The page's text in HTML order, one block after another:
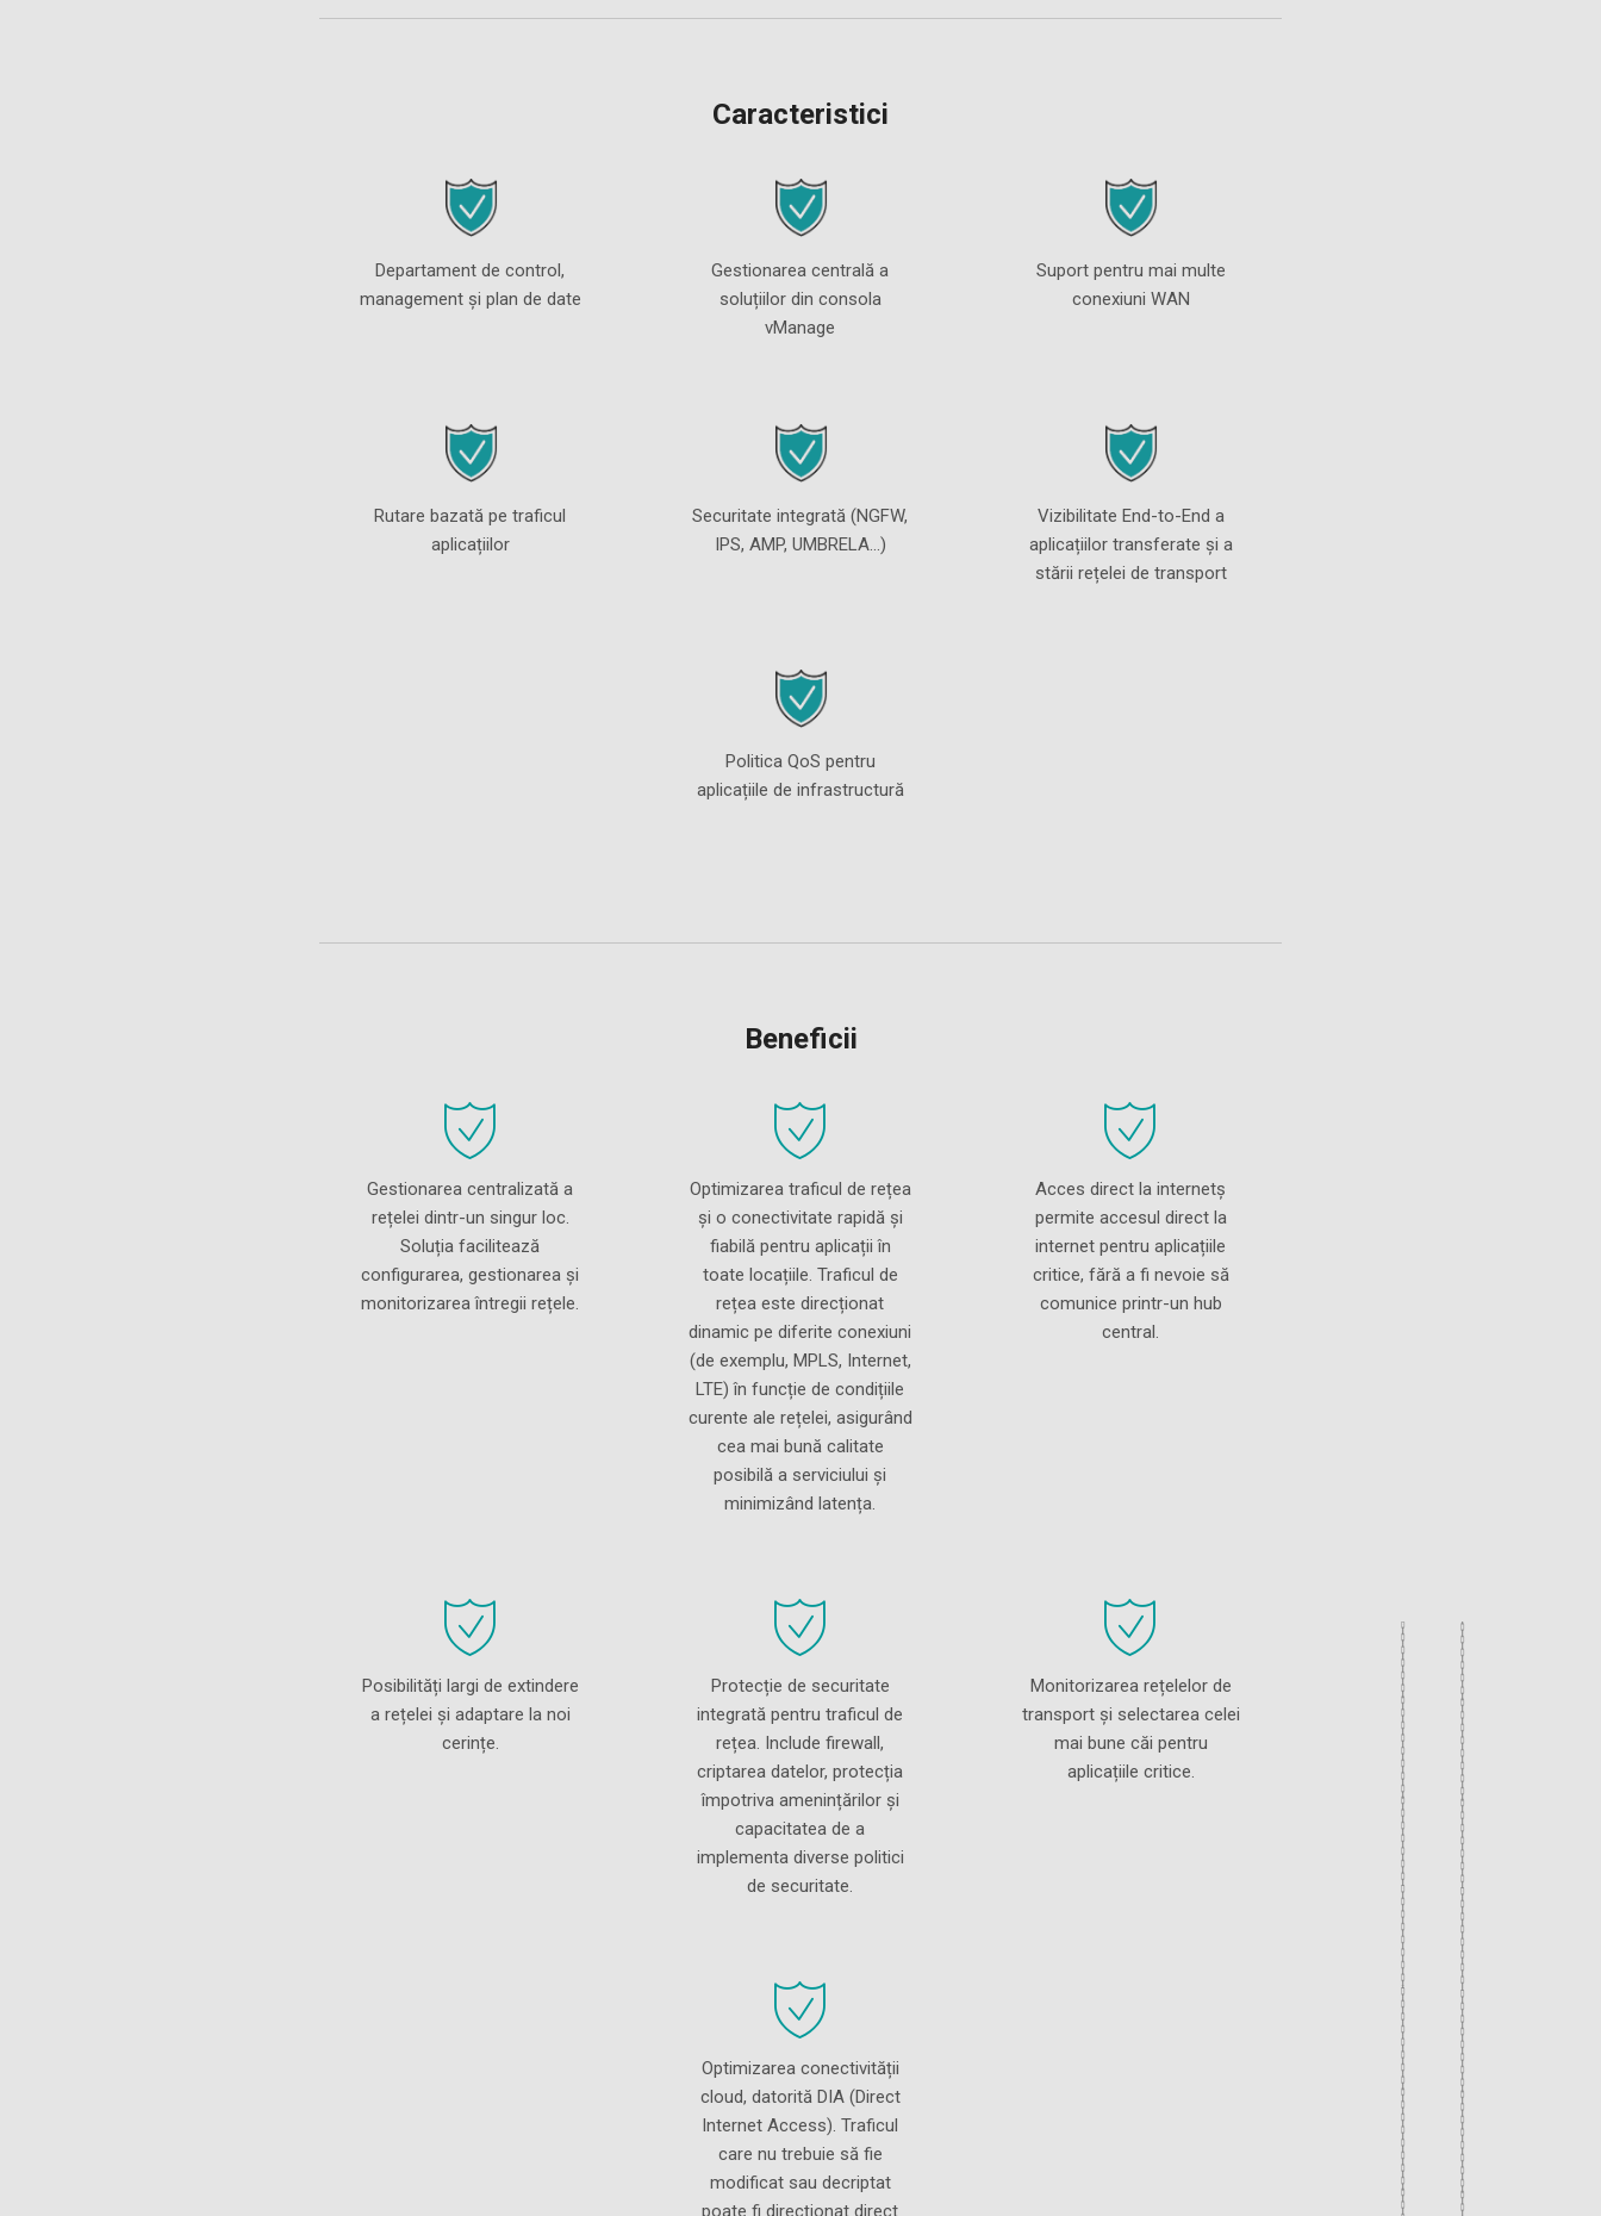
Caracteristici
Departament de control,
management și plan de date
Gestionarea centrală a
soluțiilor din consola
vManage
Suport pentru mai multe
conexiuni WAN
Rutare bazată pe traficul
aplicațiilor
Securitate integrată (NGFW,
IPS, AMP, UMBRELA...)
Vizibilitate End-to-End a
aplicațiilor transferate și a
stării rețelei de transport
Politica QoS pentru
aplicațiile de infrastructură
Beneficii
Gestionarea centralizată a
rețelei dintr-un singur loc.
Soluția facilitează
configurarea, gestionarea și
monitorizarea întregii rețele.
Optimizarea traficul de rețea
și o conectivitate rapidă și
fiabilă pentru aplicații în
toate locațiile. Traficul de
rețea este direcționat
dinamic pe diferite conexiuni
(de exemplu, MPLS, Internet,
LTE) în funcție de condițiile
curente ale rețelei, asigurând
cea mai bună calitate
posibilă a serviciului și
minimizând latența.
Acces direct la internetș
permite accesul direct la
internet pentru aplicațiile
critice, fără a fi nevoie să
comunice printr-un hub
central.
Posibilități largi de extindere
a rețelei și adaptare la noi
cerințe.
Protecție de securitate
integrată pentru traficul de
rețea. Include firewall,
criptarea datelor, protecția
împotriva amenințărilor și
capacitatea de a
implementa diverse politici
de securitate.
Monitorizarea rețelelor de
transport și selectarea celei
mai bune căi pentru
aplicațiile critice.
Optimizarea conectivității
cloud, datorită DIA (Direct
Internet Access). Traficul
care nu trebuie să fie
modificat sau decriptat
poate fi direcționat direct